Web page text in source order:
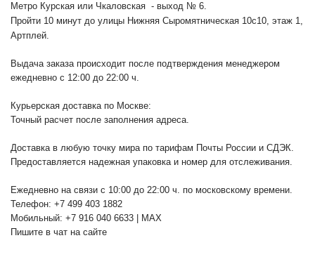
Метро Курская или Чкаловская - выход № 6.
Пройти 10 минут до улицы Нижняя Сыромятническая 10с10, этаж 1,
Артплей.
Выдача заказа происходит после подтверждения менеджером
ежедневно с 12:00 до 22:00 ч.
Курьерская доставка по Москве:
Точный расчет после заполнения адреса.
Доставка в любую точку мира по тарифам Почты России и СДЭК.
Предоставляется надежная упаковка и номер для отслеживания.
Ежедневно на связи с 10:00 до 22:00 ч. по московскому времени.
Телефон: +7 499 403 1882
Мобильный: +7 916 040 6633 | MAX
Пишите в чат на сайте